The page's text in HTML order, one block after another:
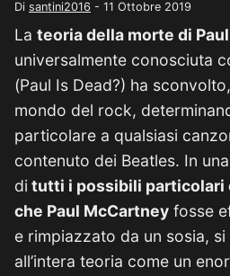
Di santini2016 - 11 Ottobre 2019
La teoria della morte di
universalmente conosciuta
(Paul Is Dead?) ha
mondo del rock,
particolare a qualsiasi
contenuto dei Beatles. In
di tutti i possibili particolari
che Paul McCartney fosse
e rimpiazzato da un sosia,
all’intera teoria come un